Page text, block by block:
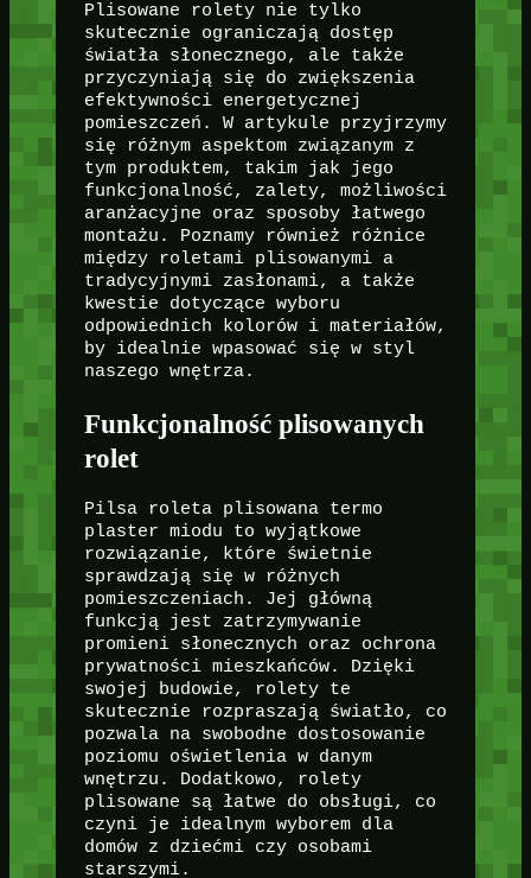
Plisowane rolety nie tylko
skutecznie ograniczają dostęp
światła słonecznego, ale także
przyczyniają się do zwiększenia
efektywności energetycznej
pomieszczeń. W artykule przyjrzymy
się różnym aspektom związanym z
tym produktem, takim jak jego
funkcjonalność, zalety, możliwości
aranżacyjne oraz sposoby łatwego
montażu. Poznamy również różnice
między roletami plisowanymi a
tradycyjnymi zasłonami, a także
kwestie dotyczące wyboru
odpowiednich kolorów i materiałów,
by idealnie wpasować się w styl
naszego wnętrza.
Funkcjonalność plisowanych
rolet
Pilsa roleta plisowana termo
plaster miodu to wyjątkowe
rozwiązanie, które świetnie
sprawdzają się w różnych
pomieszczeniach. Jej główną
funkcją jest zatrzymywanie
promieni słonecznych oraz ochrona
prywatności mieszkańców. Dzięki
swojej budowie, rolety te
skutecznie rozpraszają światło, co
pozwala na swobodne dostosowanie
poziomu oświetlenia w danym
wnętrzu. Dodatkowo, rolety
plisowane są łatwe do obsługi, co
czyni je idealnym wyborem dla
domów z dziećmi czy osobami
starszymi.